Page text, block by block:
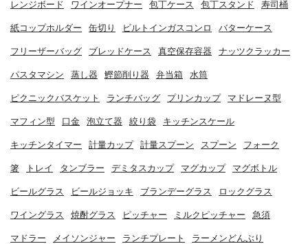
レンジボード ワインオープナー 包丁ケース 包丁スタンド 寿司桶
紙コップホルダー 缶切り ビルトインガスコンロ バターケース
フリーザーバッグ ブレッドケース 真空保存容器 ナッツクラッカー
パスタマシン 蒸し器 鰹節削り器 弁当箱 水筒
ピクニックバスケット ランチバッグ プリンカップ マドレーヌ型
マフィン型 口金 泡立て器 絞り袋 キッチンスケール
キッチンタイマー 計量カップ 計量スプーン スプーン フォーク
箸 トレイ タンブラー デミタスカップ マグカップ マグボトル
ビールグラス ビールジョッキ ブランデーグラス ロックグラス
ワイングラス 焼酎グラス ピッチャー ミルクピッチャー 急須
マドラー メイソンジャー ランチプレート ラーメンどんぶり